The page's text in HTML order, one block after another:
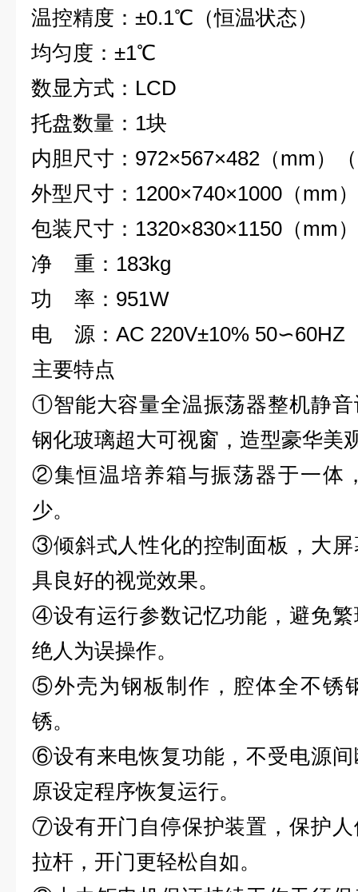
温控精度：±0.1℃（恒温状态）
均匀度：±1℃
数显方式： LCD
托盘数量： 1块
内胆尺寸： 972×567×482 （mm ）（
外型尺寸： 1200×740×1000 （mm
包装尺寸： 1320×830×1150 （mm
净
重： 183kg
功
率： 951W
电
源：AC 220V±10% 50∽60HZ
主要特点
①智能大容量全温振荡器整机静
钢化玻璃超大可视窗，造型豪华美
②集恒温培养箱与振荡器于一体
少。
③倾斜式人性化的控制面板，大
具良好的视觉效果。
④设有运行参数记忆功能，避免
绝人为误操作。
⑤外壳为钢板制作，腔体全不锈
锈。
⑥设有来电恢复功能，不受电源
原设定程序恢复运行。
⑦设有开门自停保护装置，保护
拉杆，开门更轻松自如。